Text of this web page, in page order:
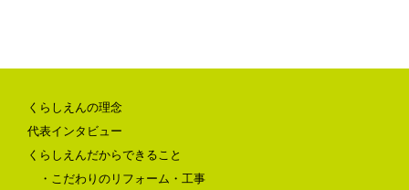
くらしえんの理念
代表インタビュー
くらしえんだからできること
・こだわりのリフォーム・工事